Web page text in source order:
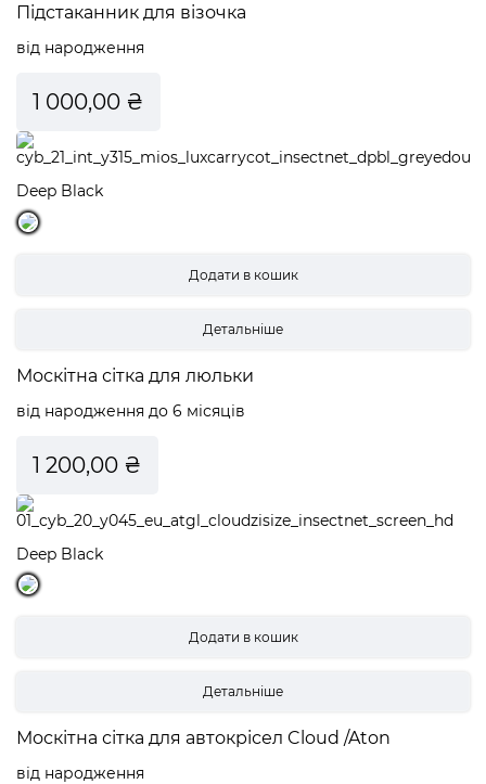
Підстаканник для візочка
від народження
1 000,00 ₴
Deep Black
Детальніше
Москітна сітка для люльки
від народження до 6 місяців
1 200,00 ₴
Deep Black
Детальніше
Москітна сітка для автокрісел Cloud /Aton
від народження